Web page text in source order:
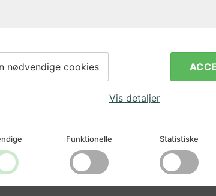
nødvendige cookies
Vis detaljer
Funktionelle Statistiske